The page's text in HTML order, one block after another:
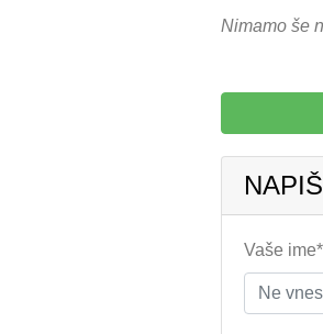
Nimamo še
Vaše ime*